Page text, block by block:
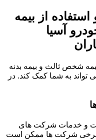
از بیمه
آسیا
بیمه شخص ثالث و بیمه بدنه
تواند به شما کمک کند. در
و خدمات شرکت های
برخی شرکت ها ممکن است